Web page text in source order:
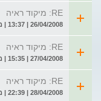
RE: מיקוד ראיה
26/04/2008 | 13:37 | מאת: רוני
RE: מיקוד ראיה
27/04/2008 | 15:35 | מאת: רוני
RE: מיקוד ראיה
28/04/2008 | 22:39 | מאת: קובי בריג